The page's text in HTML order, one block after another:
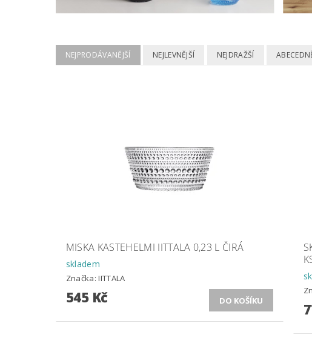
NEJPRODÁVANĚJŠÍ NEJLEVNĚJŠÍ NEJDRAŽŠÍ
MISKA KASTEHELMI IITTALA 0,23 L ČIRÁ
skladem
Značka:IITTALA
545 Kč